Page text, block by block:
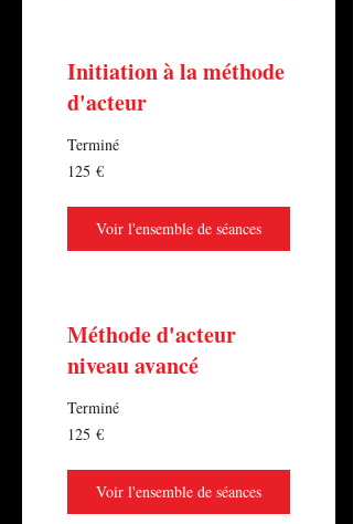
Initiation à la méthode
d'acteur
Terminé
125
euros
125 €
Voir l'ensemble de séances
Méthode d'acteur
niveau avancé
Terminé
125
euros
125 €
Voir l'ensemble de séances